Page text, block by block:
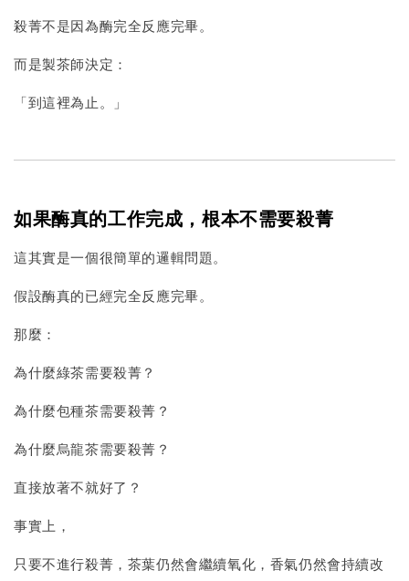
殺菁不是因為酶完全反應完畢。
而是製茶師決定：
「到這裡為止。」
如果酶真的工作完成，根本不需要殺菁
這其實是一個很簡單的邏輯問題。
假設酶真的已經完全反應完畢。
那麼：
為什麼綠茶需要殺菁？
為什麼包種茶需要殺菁？
為什麼烏龍茶需要殺菁？
直接放著不就好了？
事實上，
只要不進行殺菁，茶葉仍然會繼續氧化，香氣仍然會持續改